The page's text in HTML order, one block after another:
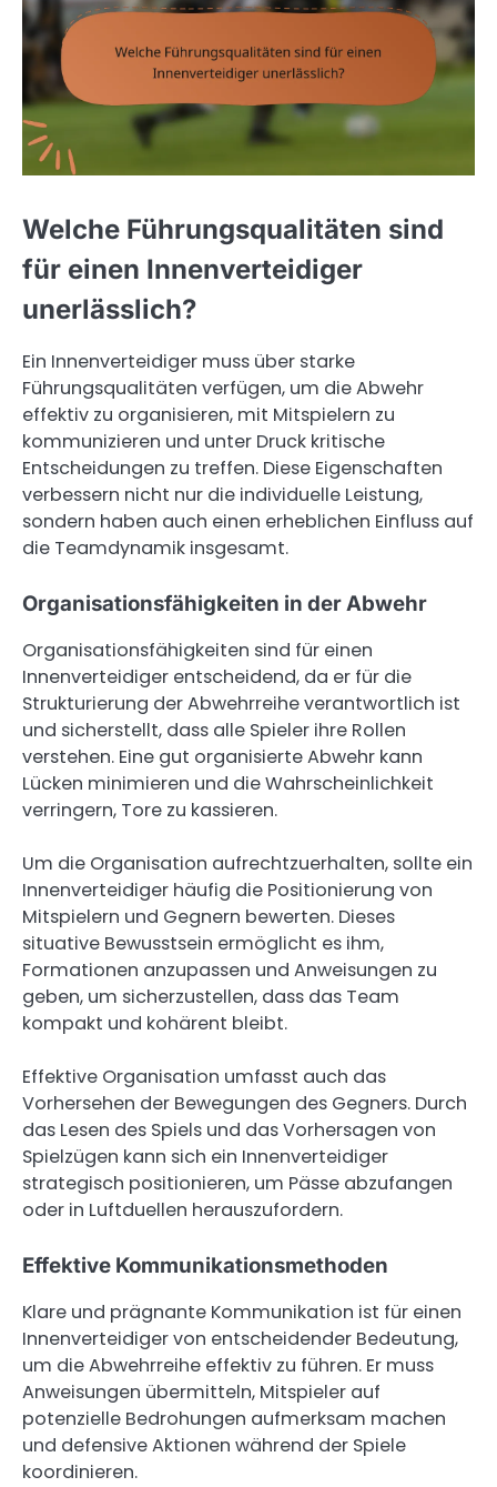
Welche Führungsqualitäten sind
für einen Innenverteidiger
unerlässlich?
Ein Innenverteidiger muss über starke
Führungsqualitäten verfügen, um die Abwehr
effektiv zu organisieren, mit Mitspielern zu
kommunizieren und unter Druck kritische
Entscheidungen zu treffen. Diese Eigenschaften
verbessern nicht nur die individuelle Leistung,
sondern haben auch einen erheblichen Einfluss auf
die Teamdynamik insgesamt.
Organisationsfähigkeiten in der Abwehr
Organisationsfähigkeiten sind für einen
Innenverteidiger entscheidend, da er für die
Strukturierung der Abwehrreihe verantwortlich ist
und sicherstellt, dass alle Spieler ihre Rollen
verstehen. Eine gut organisierte Abwehr kann
Lücken minimieren und die Wahrscheinlichkeit
verringern, Tore zu kassieren.
Um die Organisation aufrechtzuerhalten, sollte ein
Innenverteidiger häufig die Positionierung von
Mitspielern und Gegnern bewerten. Dieses
situative Bewusstsein ermöglicht es ihm,
Formationen anzupassen und Anweisungen zu
geben, um sicherzustellen, dass das Team
kompakt und kohärent bleibt.
Effektive Organisation umfasst auch das
Vorhersehen der Bewegungen des Gegners. Durch
das Lesen des Spiels und das Vorhersagen von
Spielzügen kann sich ein Innenverteidiger
strategisch positionieren, um Pässe abzufangen
oder in Luftduellen herauszufordern.
Effektive Kommunikationsmethoden
Klare und prägnante Kommunikation ist für einen
Innenverteidiger von entscheidender Bedeutung,
um die Abwehrreihe effektiv zu führen. Er muss
Anweisungen übermitteln, Mitspieler auf
potenzielle Bedrohungen aufmerksam machen
und defensive Aktionen während der Spiele
koordinieren.